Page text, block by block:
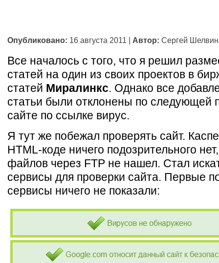
Опубликовано: 16 августа 2011 | Автор: Сергей Шелвин
Все началось с того, что я решил
статей на один из своих проектов в
статей Миралинкс. Однако все
статьи были отклонены по следующей
сайте по ссылке вирус.
Я тут же побежал проверять сайт.
HTML-коде ничего подозрительного
файлов через FTP не нашел. Стал
сервисы для проверки сайта. Первые
сервисы ничего не показали: